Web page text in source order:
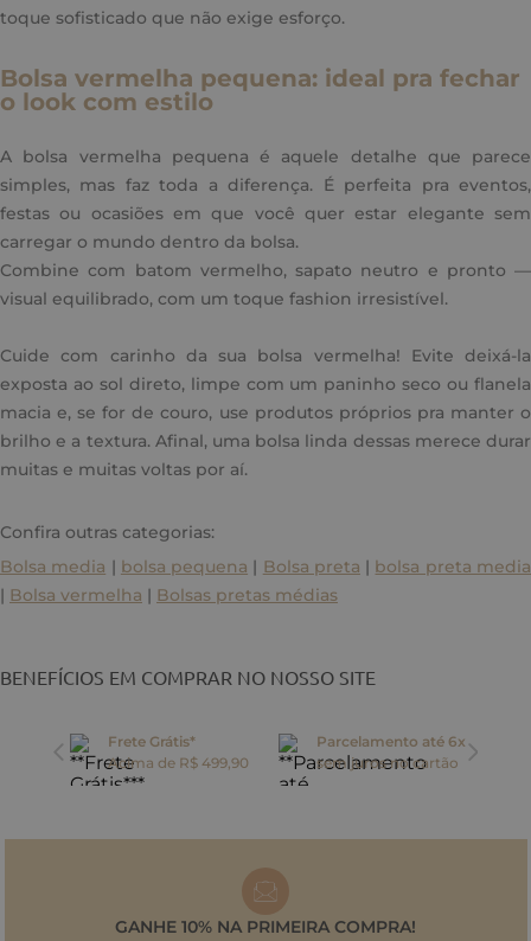
toque sofisticado que não exige esforço.
Bolsa vermelha pequena: ideal pra fechar
o look com estilo
A bolsa vermelha pequena é aquele detalhe que parece
simples, mas faz toda a diferença. É perfeita pra eventos,
festas ou ocasiões em que você quer estar elegante sem
carregar o mundo dentro da bolsa.
Combine com batom vermelho, sapato neutro e pronto —
visual equilibrado, com um toque fashion irresistível.
Cuide com carinho da sua bolsa vermelha! Evite deixá-la
exposta ao sol direto, limpe com um paninho seco ou flanela
macia e, se for de couro, use produtos próprios pra manter o
brilho e a textura. Afinal, uma bolsa linda dessas merece durar
muitas e muitas voltas por aí.
Confira outras categorias:
Bolsa media | bolsa pequena | Bolsa preta | bolsa preta media
| Bolsa vermelha | Bolsas pretas médias
BENEFÍCIOS EM COMPRAR NO NOSSO SITE
Frete Grátis*
Acima de R$ 499,90
Parcelamento até 6x
sem juros no cartão
GANHE 10% NA PRIMEIRA COMPRA!